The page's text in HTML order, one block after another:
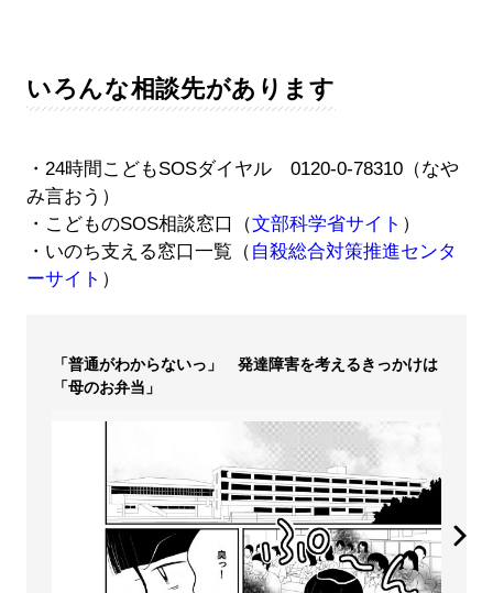
いろんな相談先があります
・24時間こどもSOSダイヤル 0120-0-78310（なや
み言おう）
・こどものSOS相談窓口（文部科学省サイト ）
・いのち支える窓口一覧（ 自殺総合対策推進センタ
ーサイト ）
「普通がわからないっ」 発達障害を考えるきっかけは
「母のお弁当」